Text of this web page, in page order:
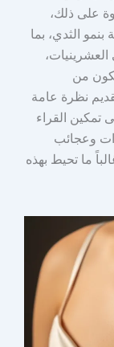
على ذلك،
الثدي، بما
من
نظرة عامة
تمكين القراء
وعجائب
ما تحيط بهذه